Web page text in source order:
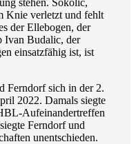
Knie verletzt und fehlt
der Ellebogen, der
Ivan Budalic, der
einsatzfähig ist, ist
Ferndorf sich in der 2.
2022. Damals siegte
Aufeinandertreffen
Ferndorf und
unentschieden.